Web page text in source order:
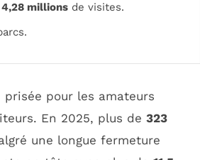
4,28 millions de visites.
pour les amateurs
En 2025, plus de 323
une longue fermeture